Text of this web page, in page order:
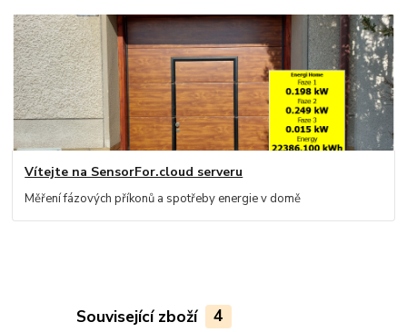
Vítejte na SensorFor.cloud serveru
Měření fázových příkonů a spotřeby energie v domě
Související zboží 4